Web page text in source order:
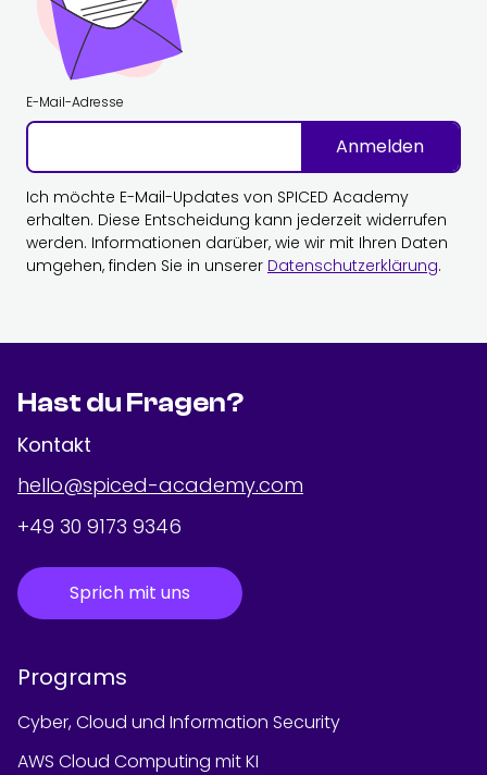
E-Mail-Adresse
Anmelden
Ich möchte E-Mail-Updates von SPICED Academy
erhalten. Diese Entscheidung kann jederzeit widerrufen
werden. Informationen darüber, wie wir mit Ihren Daten
umgehen, finden Sie in unserer Datenschutzerklärung.
Hast du Fragen?
Kontakt
hello@spiced-academy.com
+49 30 9173 9346
Sprich mit uns
Programs
Cyber, Cloud und Information Security
AWS Cloud Computing mit KI